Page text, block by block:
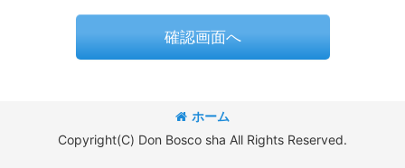
確認画面へ
ホーム
Copyright(C) Don Bosco sha All Rights Reserved.